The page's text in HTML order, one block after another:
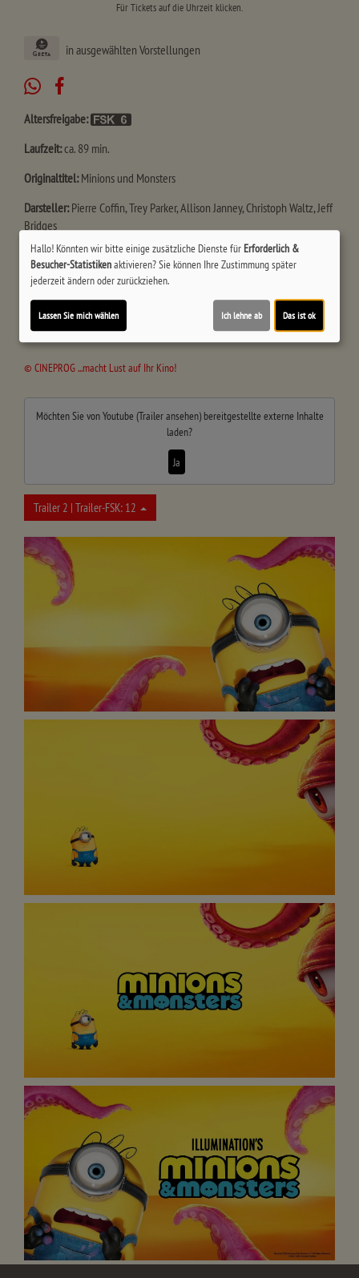
Für Tickets auf die Uhrzeit klicken.
in ausgewählten Vorstellungen
Altersfreigabe:
Laufzeit:ca. 89 min.
Originaltitel:Minions und Monsters
Darsteller:Pierre Coffin, Trey Parker, Allison Janney, Christoph Waltz, Jeff
Bridges
Regie: Pierre Coffin, Patrick DelageDrehbuch:Brian Lynch, Pierre Coffin
Musik:John Powell Schnitt:Gregory Perler;Genre:Abenteuer,
Animation, Komödie, Familie, Fantasy
Int´l
© CINEPROG ...macht Lust auf Ihr Kino!
Möchten Sie vonYoutube (Trailer ansehen)bereitgestellte externe Inhalte
laden?
Ja
Trailer 2 | Trailer-FSK: 12
Hallo! Könnten wir bitte einige zusätzliche Dienste für Erforderlich &
Besucher-Statistikenaktivieren? Sie können Ihre Zustimmung später
jederzeit ändern oder zurückziehen.
Lassen Sie mich wählen Ich lehne ab Das ist ok